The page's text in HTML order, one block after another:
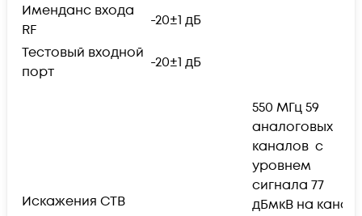
Именданс входа
RF
-20±1 дБ
Тестовый входной
порт
-20±1 дБ
Искажения CTB
550 МГц 59
аналоговых
каналов с
уровнем
сигнала 77
дБмкВ на канал